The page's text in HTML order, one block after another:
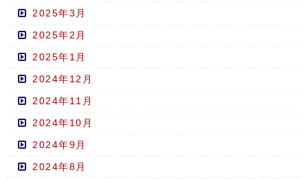
2025年3月
2025年2月
2025年1月
2024年12月
2024年11月
2024年10月
2024年9月
2024年8月